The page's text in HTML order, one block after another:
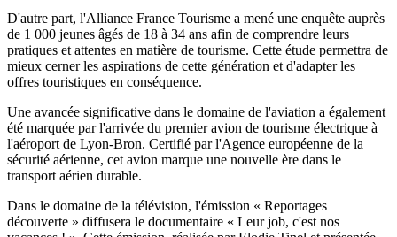
D'autre part, l'Alliance France Tourisme a mené une enquête auprès
de 1 000 jeunes âgés de 18 à 34 ans afin de comprendre leurs
pratiques et attentes en matière de tourisme. Cette étude permettra de
mieux cerner les aspirations de cette génération et d'adapter les
offres touristiques en conséquence.
Une avancée significative dans le domaine de l'aviation a également
été marquée par l'arrivée du premier avion de tourisme électrique à
l'aéroport de Lyon-Bron. Certifié par l'Agence européenne de la
sécurité aérienne, cet avion marque une nouvelle ère dans le
transport aérien durable.
Dans le domaine de la télévision, l'émission « Reportages
découverte » diffusera le documentaire « Leur job, c'est nos